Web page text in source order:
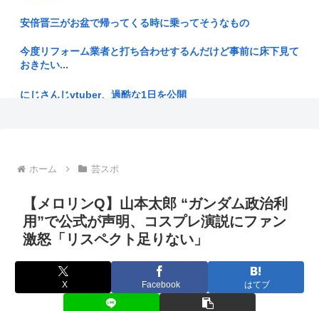
【朗報】AKB48エースの『尻の割れ目』セ■クスすぎんだろ
www
【北九州市】「女性が着用している下着を見たかった」コンビ
ニ店内や...
【特報】秋田市に日本最大級AIデータセンター 建設費2兆円、
幼女戦記とかいうアニメ、すごいことになる
【終身刑化の傾向】無期懲役刑の仮釈放、2025年は「わずか4
人」...
【財務省】エース級の財務官僚が異例転出へ 官邸幹部「協力
的でなか...
最近、保存した画像を晒すスレ 008-5
安倍晋三がお盆で帰ってくる時に乗ってそうなもの
今度リフォーム業者と打ち合わせするんだけど事前に床下見て
おきたい...
にじさんじvtuber、過酷な1日を公開
ネット銀の住宅ローン変動金利、日銀を上回る引き上げ続出
高市早苗首相の熊本地震視察PV、芸人にバカにされる「北朝
鮮の記録...
「人手不足」ではなく「低賃金不足」だった 社員に見限られ
て次々と...
【ジャニーズ】光GENJI、サブスク&DL配信が解禁 デビュー
ホーム 芸スポ
【メロリンQ】山本太郎 “ガンダム政治利
用”で公式が声明、コスプレ演説にファン
激怒「リスペクト足りない」
X Facebook はてブ